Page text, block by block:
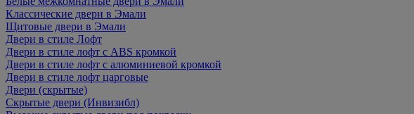
Классические двери в Эмали
Щитовые двери в Эмали
Двери в стиле Лофт
Двери в стиле лофт с ABS кромкой
Двери в стиле лофт с алюминиевой кромкой
Двери в стиле лофт царговые
Двери (скрытые)
Скрытые двери (Инвизибл)